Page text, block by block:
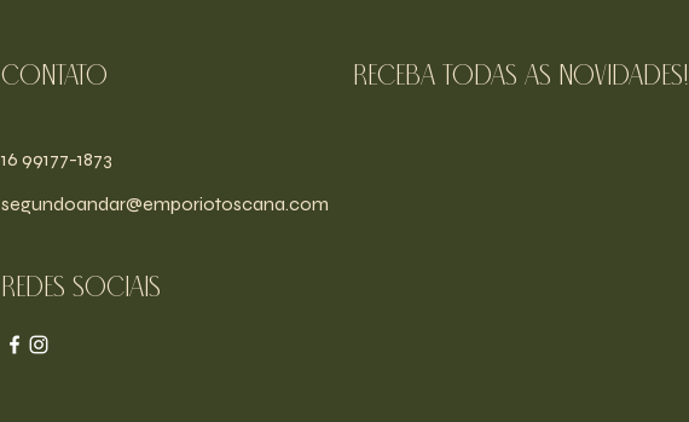
Contato
16 99177-1873
segundoandar@emporiotoscana.com
Redes sociais
receba todas as novidades!